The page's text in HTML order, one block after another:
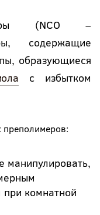
(NCO –
содержащие
образующиеся
с избытком
преполимеров:
при комнатной